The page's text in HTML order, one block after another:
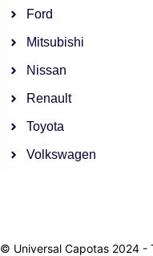
Ford
Mitsubishi
Nissan
Renault
Toyota
Volkswagen
© Universal Capotas 2024 -